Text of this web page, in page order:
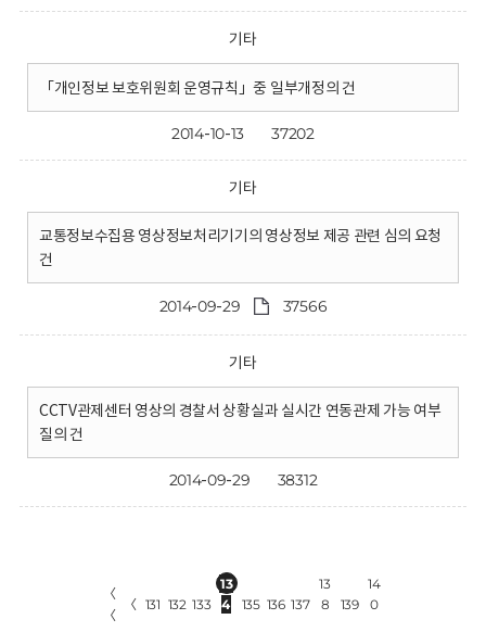
기타
「개인정보 보호위원회 운영규칙」중 일부개정의 건
2014-10-13 37202
기타
교통정보수집용 영상정보처리기기의 영상정보 제공 관련 심의 요청
건
2014-09-29 37566
기타
CCTV관제센터 영상의 경찰서 상황실과 실시간 연동관제 가능 여부
질의 건
2014-09-29 38312
〈
〈
〈 131 132 133
13
4
135 136 137
13
8
139
14
0